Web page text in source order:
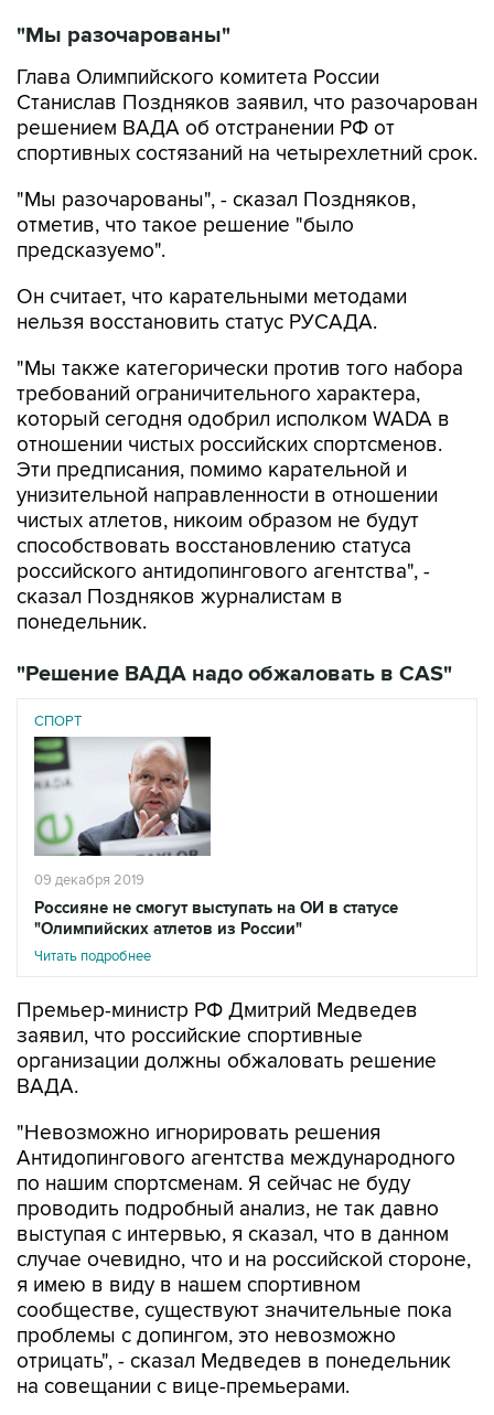
"Мы разочарованы"
Глава Олимпийского комитета России
Станислав Поздняков заявил, что разочарован
решением ВАДА об отстранении РФ от
спортивных состязаний на четырехлетний срок.
"Мы разочарованы", - сказал Поздняков,
отметив, что такое решение "было
предсказуемо".
Он считает, что карательными методами
нельзя восстановить статус РУСАДА.
"Мы также категорически против того набора
требований ограничительного характера,
который сегодня одобрил исполком WADA в
отношении чистых российских спортсменов.
Эти предписания, помимо карательной и
унизительной направленности в отношении
чистых атлетов, никоим образом не будут
способствовать восстановлению статуса
российского антидопингового агентства", -
сказал Поздняков журналистам в
понедельник.
"Решение ВАДА надо обжаловать в CAS"
СПОРТ
09 декабря 2019
Россияне не смогут выступать на ОИ в статусе
"Олимпийских атлетов из России"
Читать подробнее
Премьер-министр РФ Дмитрий Медведев
заявил, что российские спортивные
организации должны обжаловать решение
ВАДА.
"Невозможно игнорировать решения
Антидопингового агентства международного
по нашим спортсменам. Я сейчас не буду
проводить подробный анализ, не так давно
выступая с интервью, я сказал, что в данном
случае очевидно, что и на российской стороне,
я имею в виду в нашем спортивном
сообществе, существуют значительные пока
проблемы с допингом, это невозможно
отрицать", - сказал Медведев в понедельник
на совещании с вице-премьерами.